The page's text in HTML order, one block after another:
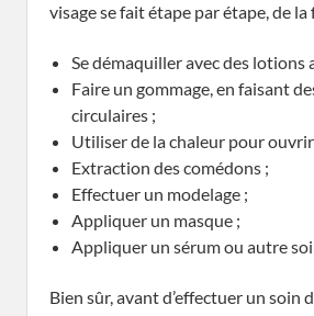
visage se fait étape par étape, de
Se démaquiller avec des lotions
Faire un gommage, en faisant
circulaires ;
Utiliser de la chaleur pour ouvrir
Extraction des comédons ;
Effectuer un modelage ;
Appliquer un masque ;
Appliquer un sérum ou autre
Bien sûr, avant d’effectuer un soin